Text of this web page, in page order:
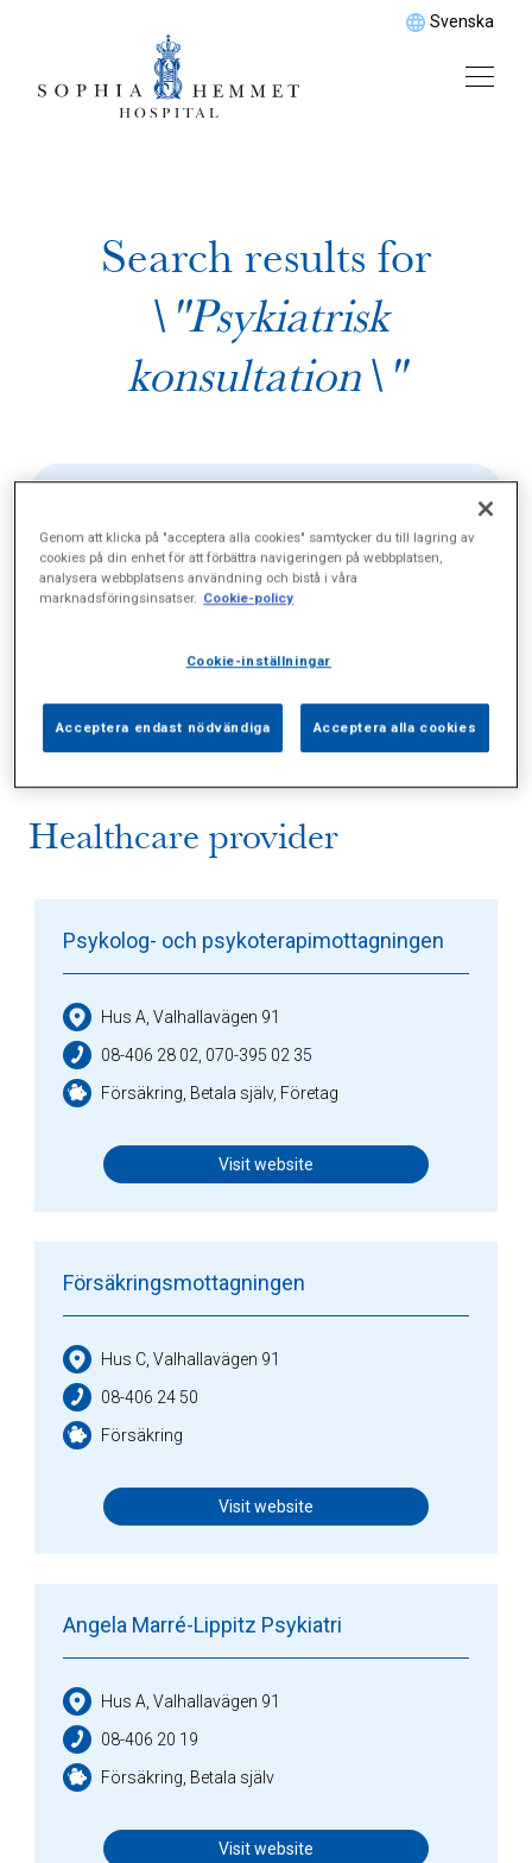
Svenska
Search results for
\"Psykiatrisk
konsultation\"
Vårdgivare (3) Specialister (0)
Sidor (0) Press (0) Sophianytt (0)
Healthcare provider
Psykolog- och psykoterapimottagningen
Hus A, Valhallavägen 91
08-406 28 02, 070-395 02 35
Försäkring, Betala själv, Företag
Visit website
Försäkringsmottagningen
Hus C, Valhallavägen 91
08-406 24 50
Försäkring
Visit website
Angela Marré-Lippitz Psykiatri
Hus A, Valhallavägen 91
08-406 20 19
Försäkring, Betala själv
Visit website
Genom att klicka på "acceptera alla cookies" samtycker du till lagring av
cookies på din enhet för att förbättra navigeringen på webbplatsen,
analysera webbplatsens användning och bistå i våra
marknadsföringsinsatser. Cookie-policy
Cookie-inställningar
Acceptera endast nödvändiga Acceptera alla cookies